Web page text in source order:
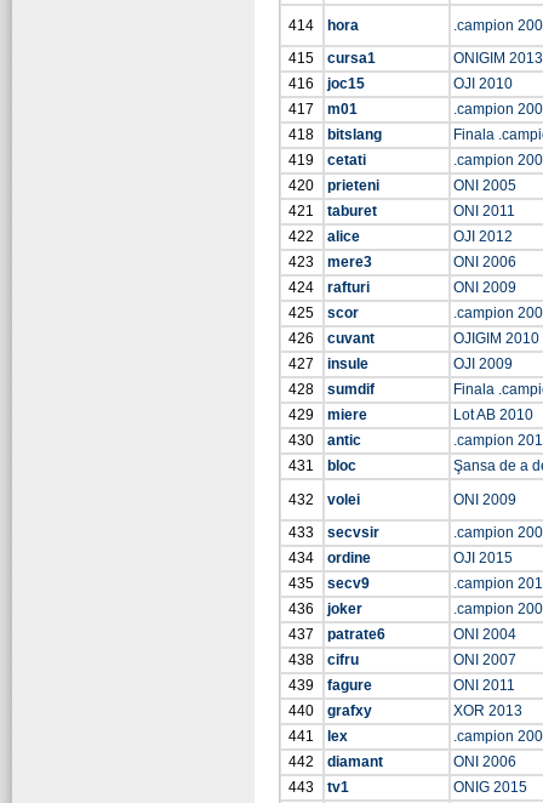
414
hora
.campion
415
cursa1
ONIGIM 2013
416
joc15
OJI 2010
417
m01
.campion
418
bitslang
Finala
419
cetati
.campion
420
prieteni
ONI 2005
421
taburet
ONI 2011
422
alice
OJI 2012
423
mere3
ONI 2006
424
rafturi
ONI 2009
425
scor
.campion
426
cuvant
OJIGIM 2010
427
insule
OJI 2009
428
sumdif
Finala
429
miere
Lot AB 2010
430
antic
.campion
431
bloc
Şansa de a
432
volei
ONI 2009
433
secvsir
.campion
434
ordine
OJI 2015
435
secv9
.campion
436
joker
.campion
437
patrate6
ONI 2004
438
cifru
ONI 2007
439
fagure
ONI 2011
440
grafxy
XOR 2013
441
lex
.campion
442
diamant
ONI 2006
443
tv1
ONIG 2015